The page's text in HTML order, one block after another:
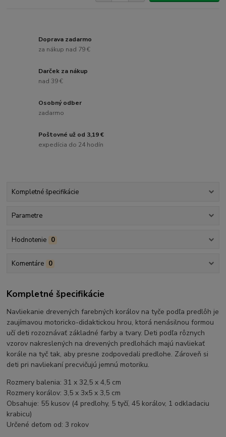
Doprava zadarmo
za nákup nad 79 €
Darček za nákup
nad 39 €
Osobný odber
zadarmo
Poštovné už od 3,19 €
expedícia do 24 hodín
Kompletné špecifikácie
Parametre
Hodnotenie 0
Komentáre 0
Kompletné špecifikácie
Navliekanie drevených farebných korálov na tyče podľa predlôh je
zaujímavou motoricko-didaktickou hrou, ktorá nenásilnou formou
učí deti rozoznávať základné farby a tvary. Deti podľa rôznych
vzorov nakreslených na drevených predlohách majú navliekať
korále na tyč tak, aby presne zodpovedali predlohe. Zároveň si
deti pri navliekaní precvičujú jemnú motoriku.
Rozmery balenia: 31 x 32,5 x 4,5 cm
Rozmery korálov: 3,5 x 3x5 x 3,5 cm
Obsahuje: 55 kusov (4 predlohy, 5 tyčí, 45 korálov, 1 odkladaciu
krabicu)
Určené deťom od: 3 rokov